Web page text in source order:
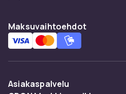
Maksuvaihtoehdot
Asiakaspalvelu